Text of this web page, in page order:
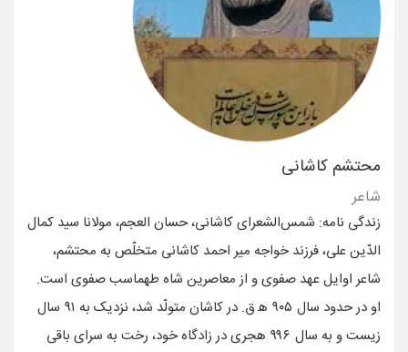
محتشم کاشانی
شاعر
زندگی نامه: شمس‌الشعرای کاشانی، حسان العجم، مولانا سید کمال
الدّین علی، فرزند خواجه میر احمد کاشانی متخلّص به محتشم،
شاعر اوایل عهد صفوی و از معاصرین شاه طهماسب صفوی است.
او در حدود سال ۹۰۵ ه‍ ق. در کاشان متولّد شد، نزدیک به ۹۱ سال
زیست و به سال ۹۹۶ هجری در زادگاه خود، رخت به سرای باقی